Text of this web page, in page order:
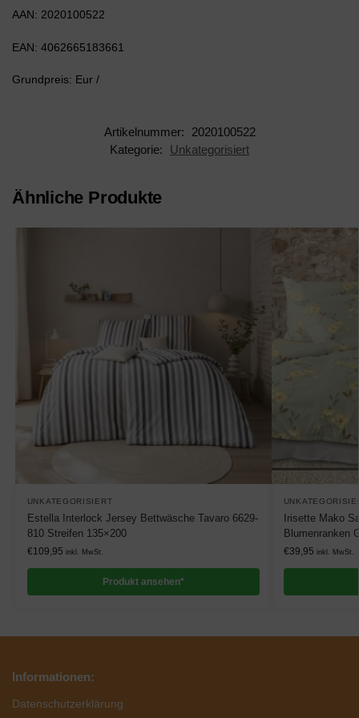
AAN: 2020100522
EAN: 4062665183661
Grundpreis: Eur /
Artikelnummer:
2020100522
Kategorie:
Unkategorisiert
Ähnliche Produkte
UNKATEGORISIERT
Estella Interlock Jersey Bettwäsche Tavaro 6629-
810 Streifen 135×200
€109,95 inkl. MwSt.
Produkt ansehen*
Irisette Mako
Blumenranken
€39,95 inkl. MwSt.
Informationen:
Datenschutzerklärung